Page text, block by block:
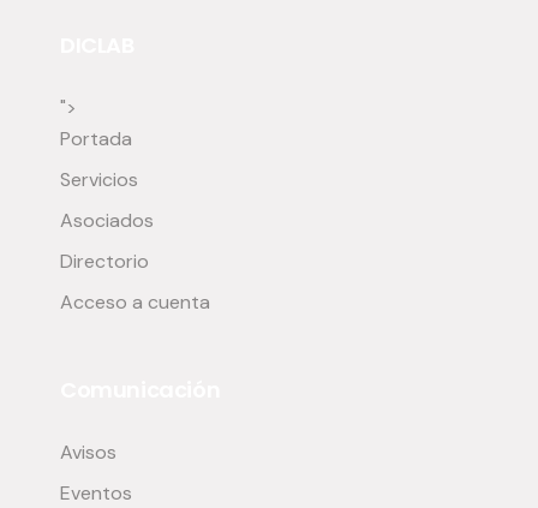
">
Portada
Servicios
Asociados
Directorio
Acceso a cuenta
Avisos
Eventos